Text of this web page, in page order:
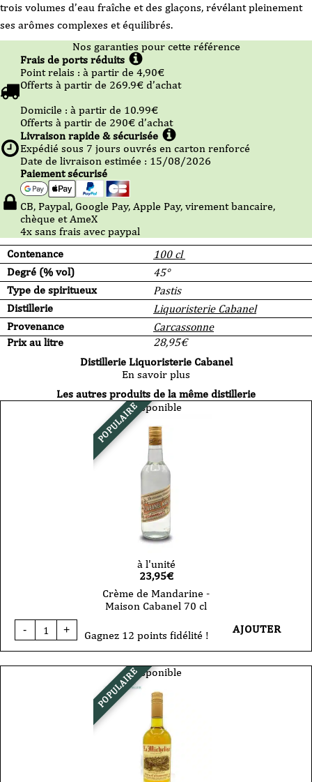
trois volumes d’eau fraîche et des glaçons, révélant pleinement
ses arômes complexes et équilibrés.
Contenance
100 cl
Degré (% vol)
45°
Type de spiritueux
Pastis
Distillerie
Liquoristerie Cabanel
Provenance
Carcassonne
Prix au litre
28,95€
Nos garanties pour cette référence
Frais de ports réduits
Point relais : à partir de 4,90€
Offerts à partir de 269.9€ d’achat
Domicile : à partir de 10.99€
Offerts à partir de 290€ d’achat
Livraison rapide & sécurisée
Expédié sous 7 jours ouvrés en carton renforcé
Date de livraison estimée : 15/08/2026
Paiement sécurisé
CB, Paypal, Google Pay, Apple Pay, virement bancaire,
chèque et AmeX
4x sans frais avec paypal
Distillerie Liquoristerie Cabanel
En savoir plus
Les autres produits de la même distillerie
POPULAIREDisponible
à l'unité
23,95€
Crème de Mandarine -
Maison Cabanel 70 cl
-
quantité
de
Mandarine
+ Gagnez 12 points fidélité ! AJOUTER
POPULAIREDisponible